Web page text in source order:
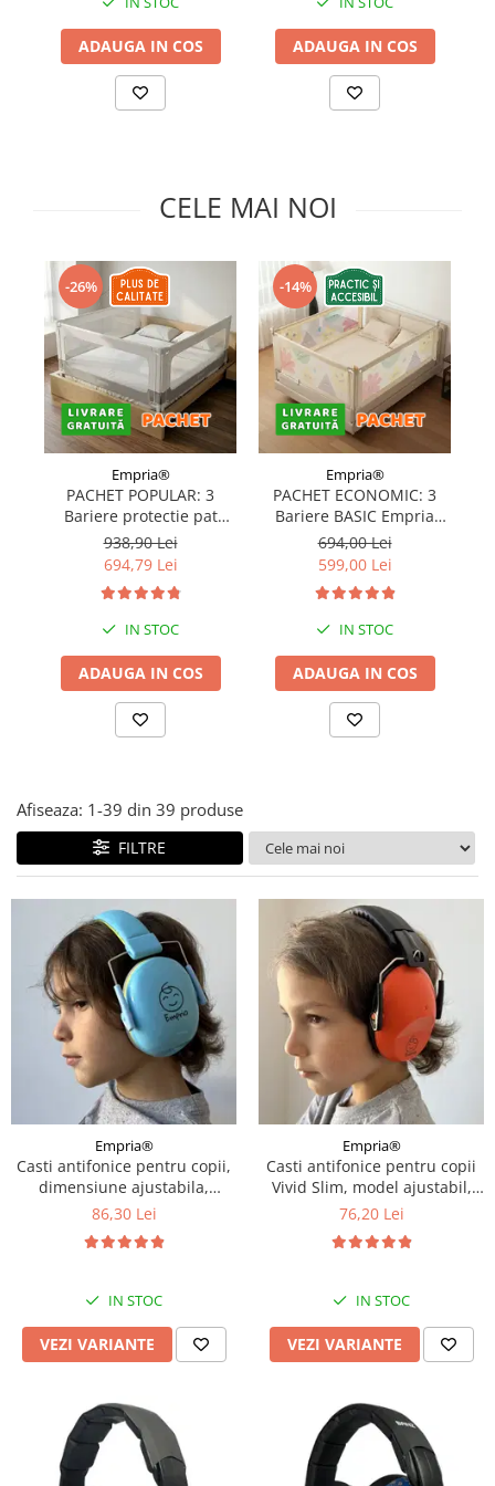
ADAUGA IN COS ADAUGA IN COS
CELE MAI NOI
-26%
Empria®
PACHET POPULAR: 3
Bariere protectie pat
copii, SELECT, 160x200
cm
938,90 Lei
694,79 Lei
IN STOC
ADAUGA IN COS
-14%
Empria®
PACHET ECONOMIC: 3
Bariere BASIC Empria
protectie pat 160X200 cm
+ bara stabilizatoare
694,00 Lei
599,00 Lei
IN STOC
ADAUGA IN COS
Afiseaza: 1-39 din 39 produse
FILTRE
Empria®
Casti antifonice pentru copii,
dimensiune ajustabila,
Empria, Diverse culori
86,30 Lei
IN STOC
VEZI VARIANTE
Empria®
Casti antifonice pentru copii
Vivid Slim, model ajustabil,
Empria, Diverse culori
76,20 Lei
IN STOC
VEZI VARIANTE